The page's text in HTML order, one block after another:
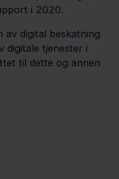
i 2020.
digital beskatning
digitale tjenester i
til dette og annen